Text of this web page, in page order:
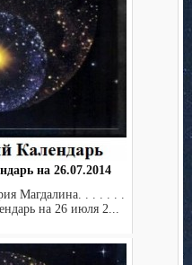
на 26.07.2014
Магдалина. . . . . . .
на 26 июля 2...